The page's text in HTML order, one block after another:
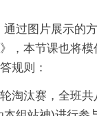
通过图片展示的
，本节课也将模
规则：
淘汰赛，全班